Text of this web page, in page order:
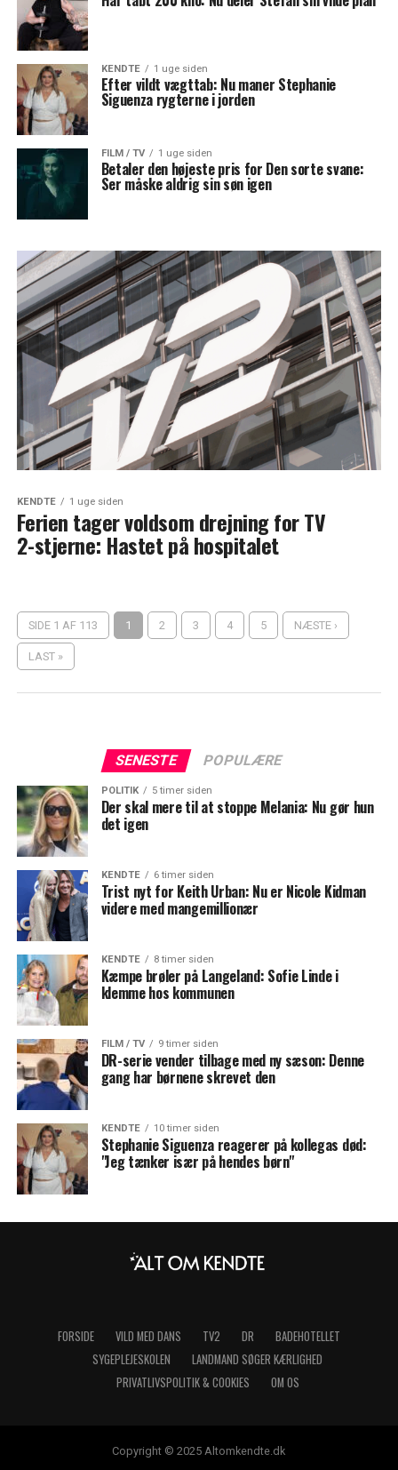
KENDTE 1 uge siden
Efter vildt vægttab: Nu maner Stephanie
Siguenza rygterne i jorden
FILM / TV 1 uge siden
Betaler den højeste pris for Den sorte svane:
Ser måske aldrig sin søn igen
KENDTE 1 uge siden
Ferien tager voldsom drejning for TV
2-stjerne: Hastet på hospitalet
SIDE 1 AF 113 1 2 3 4 5 NÆSTE ›
LAST »
SENESTE POPULÆRE
POLITIK 5 timer siden
Der skal mere til at stoppe Melania: Nu gør hun
det igen
KENDTE 6 timer siden
Trist nyt for Keith Urban: Nu er Nicole Kidman
videre med mangemillionær
KENDTE 8 timer siden
Kæmpe brøler på Langeland: Sofie Linde i
klemme hos kommunen
FILM / TV 9 timer siden
DR-serie vender tilbage med ny sæson: Denne
gang har børnene skrevet den
KENDTE 10 timer siden
Stephanie Siguenza reagerer på kollegas død:
"Jeg tænker især på hendes børn"
FORSIDE VILD MED DANS TV2 DR
BADEHOTELLET
SYGEPLEJESKOLEN
LANDMAND SØGER KÆRLIGHED
PRIVATLIVSPOLITIK & COOKIES
OM OS
Copyright © 2025 Altomkendte.dk